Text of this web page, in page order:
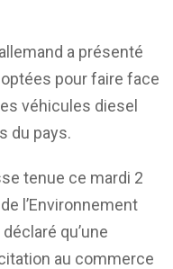
a présenté
pour faire face
véhicules diesel
du pays.
tenue ce mardi 2
l’Environnement
qu’une
au commerce